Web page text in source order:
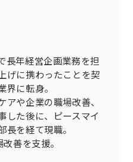
長年経営企画業務を担
げに携わったことを契
界に転身。
アや企業の職場改善、
した後に、ピースマイ
長を経て現職。
善を支援。